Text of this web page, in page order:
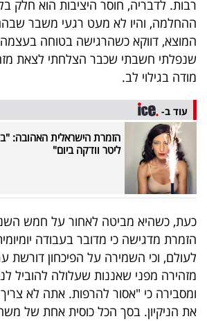
ניוזלטרים
אדום
פרסמו
באייס
עקבו
אחרינו:
רבות. לדבריה, חוסר היציבות הוא חלק
ההחלמה, והיו לא מעט רגעי משבר
המוצא, דווקא כשהרגישה בטוחה
שנפלתי חשבתי שכבר הצלחתי לצאת
מודה בגילוי לב.
עוד ב-
הזמרת הישראלית האהובה:
ליטר וודקה ביום"
כעת, כשהיא מביטה לאחור על חמש
הזמרת מדגישה כי מדובר בעבודה
לעולם, וכי השמירה על הפיכחון דורשת
מזהירה מפני שאננות שעלולה להוביל
ומסבירה כי "אסור להרפות. אתה לא
את הניקיון. בסך הכל כוסית אחת של